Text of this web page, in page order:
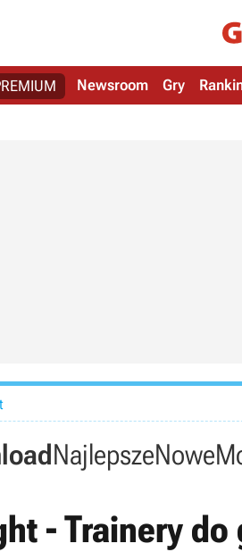
Newsroom Gry
NajlepszeNowe
- Trainery do